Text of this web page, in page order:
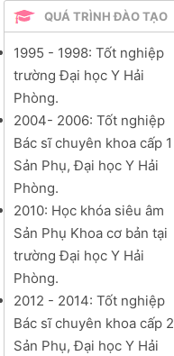
QUÁ TRÌNH ĐÀO TẠO
1995 - 1998: Tốt nghiệp
trường Đại học Y Hải
Phòng.
2004- 2006: Tốt nghiệp
Bác sĩ chuyên khoa cấp 1
Sản Phụ, Đại học Y Hải
Phòng.
2010: Học khóa siêu âm
Sản Phụ Khoa cơ bản tại
trường Đại học Y Hải
Phòng.
2012 - 2014: Tốt nghiệp
Bác sĩ chuyên khoa cấp 2
Sản Phụ, Đại học Y Hải